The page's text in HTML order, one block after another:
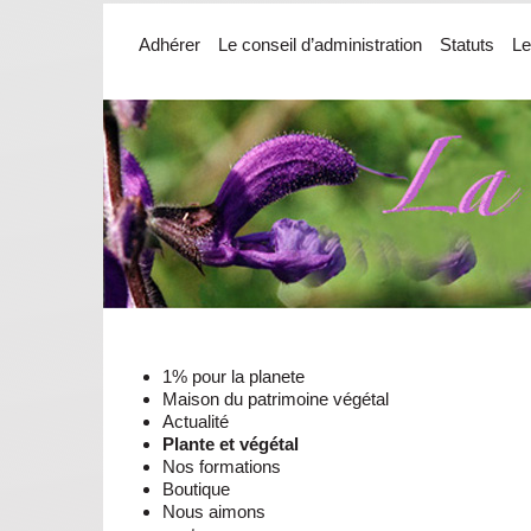
Adhérer Le conseil d’administration Statuts
1% pour la planete
Maison du patrimoine végétal
Actualité
Plante et végétal
Nos formations
Boutique
Nous aimons